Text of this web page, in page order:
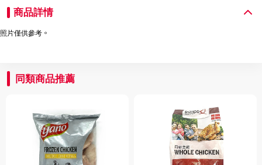
商品詳情
照片僅供參考。
同類商品推薦